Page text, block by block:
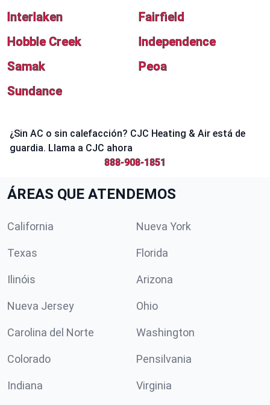
Interlaken
Fairfield
Hobble Creek
Independence
Samak
Peoa
Sundance
¿Sin AC o sin calefacción? CJC Heating & Air está de
guardia. Llama a CJC ahora
888-908-1851
ÁREAS QUE ATENDEMOS
California Nueva York
Texas Florida
Ilinóis Arizona
Nueva Jersey Ohio
Carolina del Norte Washington
Colorado Pensilvania
Indiana Virginia